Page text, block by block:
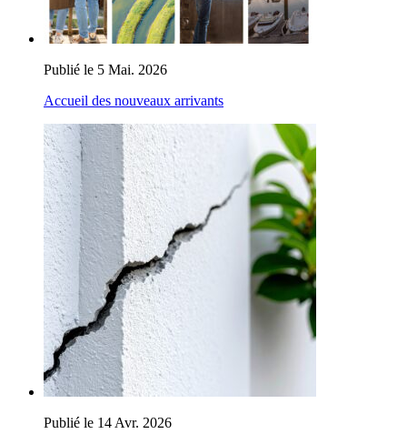
Publié le 5 Mai. 2026
Accueil des nouveaux arrivants
Publié le 14 Avr. 2026